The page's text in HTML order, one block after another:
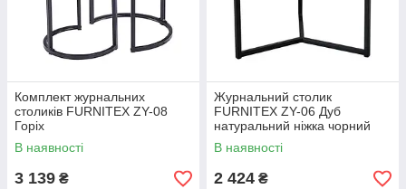
Комплект журнальних
столиків FURNITEX ZY-08
Горіх
В наявності
3 139 ₴
Журнальний столик
FURNITEX ZY-06 Дуб
натуральний ніжка чорний
В наявності
2 424 ₴